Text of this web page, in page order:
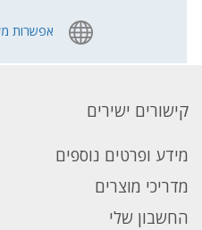
אפשרות
קישורים ישירים
מידע ופרטים נוספים
מדריכי מוצרים
החשבון שלי